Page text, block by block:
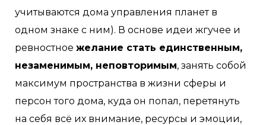
учитываются дома управления планет в
одном знаке с ним). В основе идеи жгучее и
ревностное желание стать единственным,
незаменимым, неповторимым, занять собой
максимум пространства в жизни сферы и
персон того дома, куда он попал, перетянуть
на себя всё их внимание, ресурсы и эмоции,